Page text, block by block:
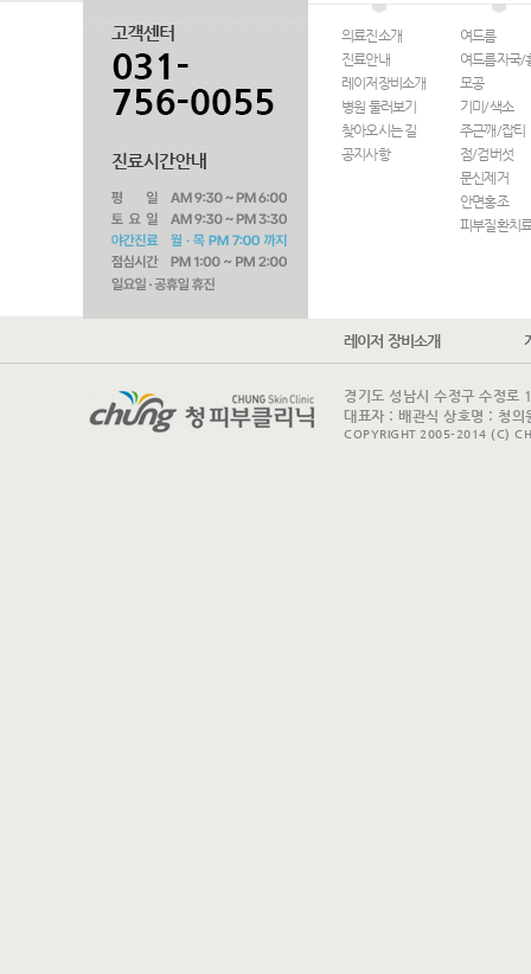
의료진소개
진료안내
레이저장비소개
병원 둘러보기
찾아오시는 길
공지사항
여드름
여드름자국/
모공
기미/색소
주근깨/잡티
점/검버섯
문신제거
안면홍조
피부질환치
레이저 장비소개
경기도 성남시 수정구 수정
대표자 : 배관식 상호명 : 청
COPYRIGHT 2005-2014 (C)